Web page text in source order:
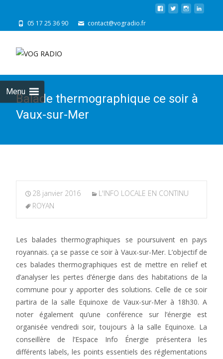
05 17 25 36 90 contact@vogradio.fr
Menu
Balade thermographique ce soir à
Vaux-sur-Mer
28 janvier 2016
L'INFO LOCALE EN CONTINU
ROYAN
Les balades thermographiques se poursuivent en pays
royannais. ça se passe ce soir à Vaux-sur-Mer. L’objectif de
ces balades thermographiques est de mettre en relief et
d’analyser les pertes d’énergie dans des habitations de la
commune pour y apporter des solutions. Celle de ce soir
partira de la salle Equinoxe de Vaux-sur-Mer à 18h30. A
noter également qu’une conférence sur l’énergie est
organisée vendredi soir, toujours à la salle Equinoxe. La
conseillère de l’Espace Info Énergie présentera les
différents labels, les points essentiels des réglementations